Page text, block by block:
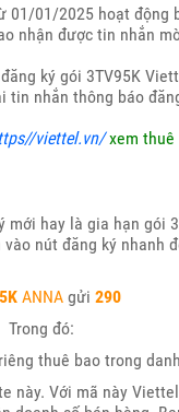
01/2025 hoạt động
nhận được tin nhắn
ký gói 3TV95K
nhắn thông báo
viettel.vn/xem thuê
hay là gia hạn gói
nút đăng ký nhanh
ANNA gửi 290
Trong đó:
thuê bao trong
này. Với mã này